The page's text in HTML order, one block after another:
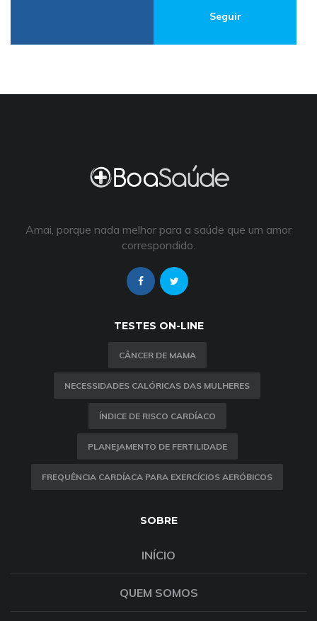
Seguir
Amai, porque nada melhor para a saúde que um amor
correspondido.
TESTES ON-LINE
CÂNCER DE MAMA
NECESSIDADES CALÓRICAS DAS MULHERES
ÍNDICE DE RISCO CARDÍACO
PLANEJAMENTO DE FERTILIDADE
FREQUÊNCIA CARDÍACA PARA EXERCÍCIOS AERÓBICOS
SOBRE
INÍCIO
QUEM SOMOS